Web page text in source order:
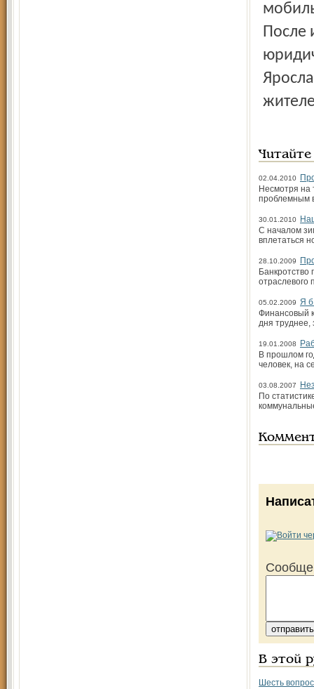
После
02.04.2010
Несмотря на
проблемным
30.01.2010
С началом
вплетаться
28.10.2009
отраслевого
05.02.2009 Я б
Финансовый
дня труднее,
19.01.2008
В прошлом
человек, на
03.08.2007
По
В этой
Шесть